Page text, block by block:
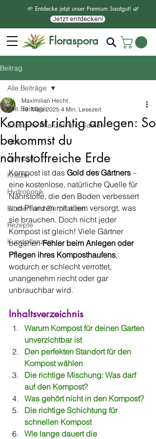
🌱 Entdecke jetzt unser Premium Saatgut! 🌿
Jetzt entdecken!
Floraspora
Beitrag
Alle Beiträge
Exotische Pflanzen und Samen
Obst
Gemüse
Kräuter
Hydroponik
Blumen und Zierpflanzen
Rezepte
Kunstpflanzen
Alle Beiträge
Kompost richtig anlegen: So
bekommst du
nährstoffreiche Erde
Maximilian Hecht
19. März 2025 4 Min. Lesezeit
Kompost ist das Gold des Gärtners –
eine kostenlose, natürliche Quelle für
Nährstoffe, die den Boden verbessert
und Pflanzen mit allem versorgt, was
sie brauchen. Doch nicht jeder
Kompost ist gleich! Viele Gärtner
begehen Fehler beim Anlegen oder
Pflegen ihres Komposthaufens,
wodurch er schlecht verrottet,
unangenehm riecht oder gar
unbrauchbar wird.
Inhaltsverzeichnis
Warum Kompost für deinen Garten
unverzichtbar ist
Den perfekten Standort für den
Kompost wählen
Die richtige Mischung: Was darf
auf den Kompost?
Was gehört nicht in den Kompost?
Die richtige Schichtung für
schnellen Kompost
Wie lange dauert die